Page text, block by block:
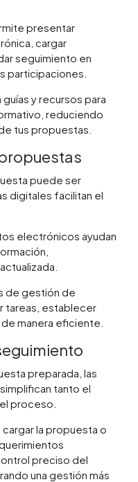
presentar
cargar
seguimiento en
participaciones.
y recursos para
reduciendo
tus propuestas.
puede ser
digitales facilitan el
electrónicos ayudan
de gestión de
tareas, establecer
manera eficiente.
preparada, las
tanto el
proceso.
la propuesta o
preciso del
una gestión más